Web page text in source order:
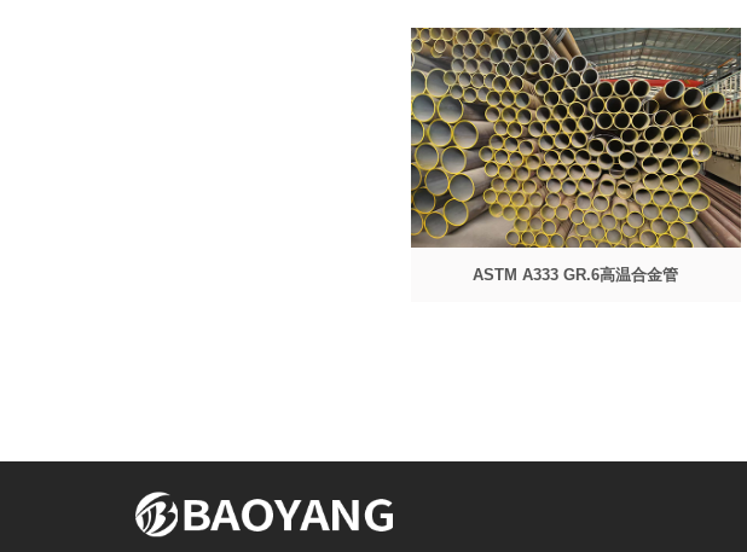
ASTM A333 GR.6高温合金管